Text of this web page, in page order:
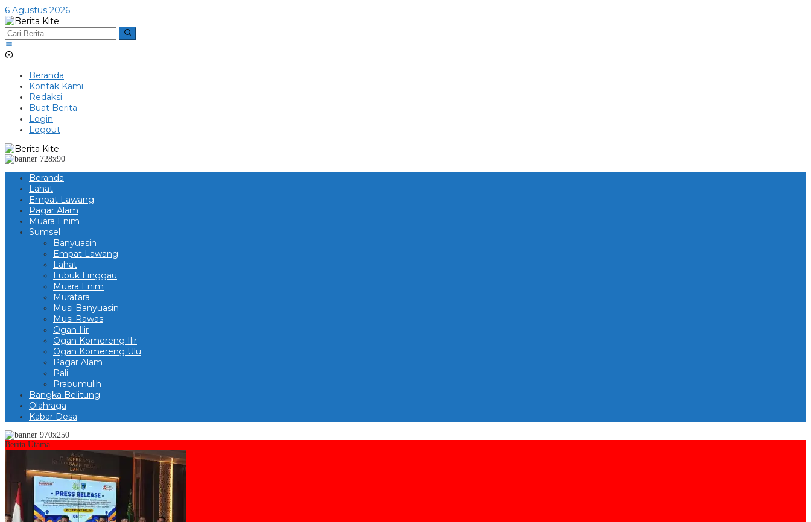
Lewati
ke
konten
6 Agustus 2026
Beranda
Kontak Kami
Redaksi
Buat Berita
Login
Logout
Beranda
Lahat
Empat Lawang
Pagar Alam
Muara Enim
Sumsel
Banyuasin
Empat Lawang
Lahat
Lubuk Linggau
Muara Enim
Muratara
Musi Banyuasin
Musi Rawas
Ogan Ilir
Ogan Komereng Ilir
Ogan Komereng Ulu
Pagar Alam
Pali
Prabumulih
Bangka Belitung
Olahraga
Kabar Desa
Berita Utama